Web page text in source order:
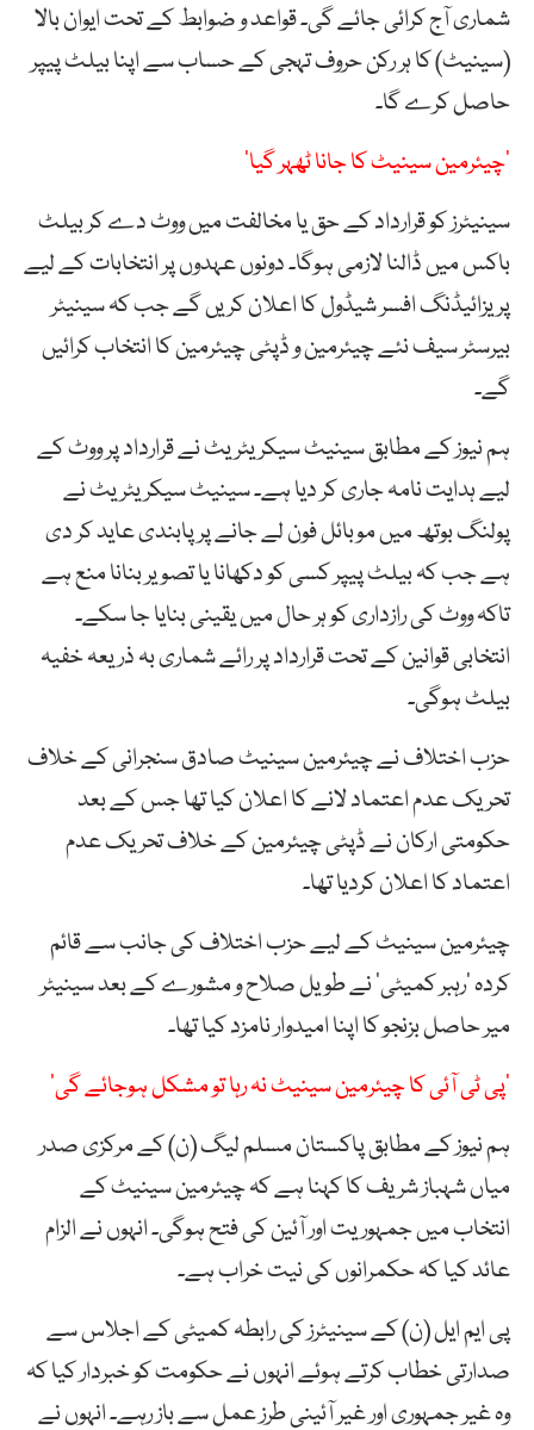
شماری آج کرائی جائے گی۔ قواعد و ضوابط کے تحت ایوان بالا
(سینیٹ) کا ہر رکن حروف تہجی کے حساب سے اپنا بیلٹ پیپر
حاصل کرے گا۔
’چیئرمین سینیٹ کا جانا ٹھہر گیا‘
سینیٹرز کو قرارداد کے حق یا مخالفت میں ووٹ دے کر بیلٹ
باکس میں ڈالنا لازمی ہوگا۔ دونوں عہدوں پر انتخابات کے لیے
پریزائیڈنگ افسر شیڈول کا اعلان کریں گے جب کہ سینیٹر
بیرسٹر سیف نئے چیئرمین و ڈپٹی چیئرمین کا انتخاب کرائیں
گے۔
ہم نیوز کے مطابق سینیٹ سیکریٹریٹ نے قرارداد پر ووٹ کے
لیے ہدایت نامہ جاری کر دیا ہے۔ سینیٹ سیکریٹریٹ نے
پولنگ بوتھ میں موبائل فون لے جانے پر پابندی عاید کر دی
ہے جب کہ بیلٹ پیپر کسی کو دکھانا یا تصویر بنانا منع ہے
تاکہ ووٹ کی رازداری کو ہر حال میں یقینی بنایا جا سکے۔
انتخابی قوانین کے تحت قرارداد پر رائے شماری بہ ذریعہ خفیہ
بیلٹ ہوگی۔
حزب اختلاف نے چیئرمین سینیٹ صادق سنجرانی کے خلاف
تحریک عدم اعتماد لانے کا اعلان کیا تھا جس کے بعد
حکومتی ارکان نے ڈپٹی چیئرمین کے خلاف تحریک عدم
اعتماد کا اعلان کردیا تھا۔
چیئرمین سینیٹ کے لیے حزب اختلاف کی جانب سے قائم
کردہ ’رہبر کمیٹی‘ نے طویل صلاح و مشورے کے بعد سینیٹر
میر حاصل بزنجو کا اپنا امیدوار نامزد کیا تھا۔
’پی ٹی آئی کا چیئرمین سینیٹ نہ رہا تو مشکل ہوجائے گی‘
ہم نیوز کے مطابق پاکستان مسلم لیگ (ن) کے مرکزی صدر
میاں شہباز شریف کا کہنا ہے کہ چیئرمین سینیٹ کے
انتخاب میں جمہوریت اور آئین کی فتح ہوگی۔ انہوں نے الزام
عائد کیا کہ حکمرانوں کی نیت خراب ہے۔
پی ایم ایل (ن) کے سینیٹرز کی رابطہ کمیٹی کے اجلاس سے
صدارتی خطاب کرتے ہوئے انہوں نے حکومت کو خبردار کیا کہ
وہ غیر جمہوری اور غیر آئینی طرز عمل سے باز رہے۔ انہوں نے